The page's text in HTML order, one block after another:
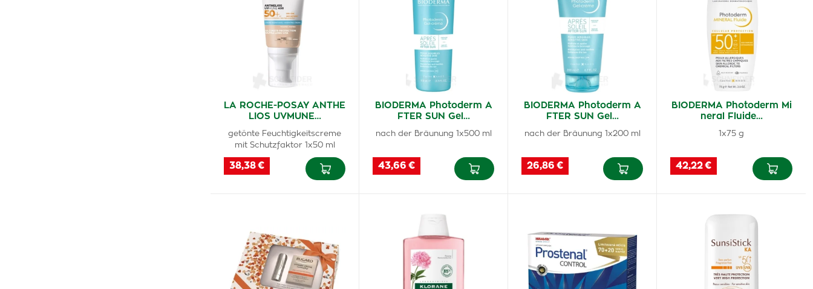
LA ROCHE-POSAY ANTHE
LIOS UVMUNE…
getönte Feuchtigkeitscreme
mit Schutzfaktor 1x50 ml
38,38 €
BIODERMA Photoderm A
FTER SUN Gel…
nach der Bräunung 1x500 ml
43,66 €
BIODERMA Photoderm A
FTER SUN Gel…
nach der Bräunung 1x200 ml
26,86 €
BIODERMA Photoderm Mi
neral Fluide…
1x75 g
42,22 €